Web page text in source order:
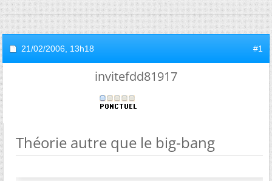
21/02/2006, 13h18 #1
invitefdd81917
Théorie autre que le big-bang